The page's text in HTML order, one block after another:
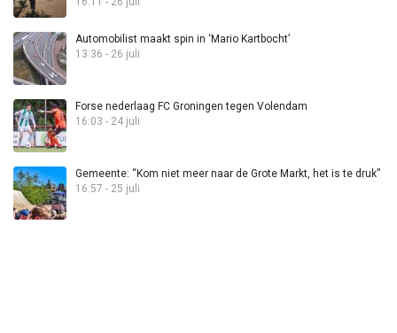
Automobilist maakt spin in ‘Mario Kartbocht’
13:36 - 26 juli
Forse nederlaag FC Groningen tegen Volendam
16:03 - 24 juli
Gemeente: “Kom niet meer naar de Grote Markt, het is te druk”
16:57 - 25 juli